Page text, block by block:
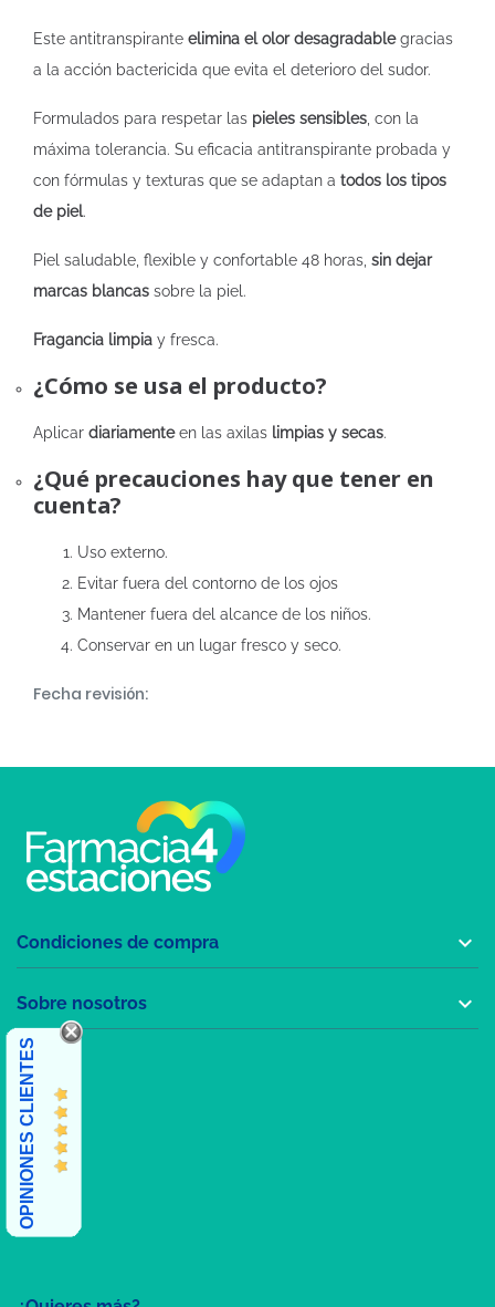
Este antitranspirante elimina el olor desagradablegracias
a la acción bactericida que evita el deterioro del sudor.
Formulados para respetar las pieles sensibles , con la
máxima tolerancia. Su eficacia antitranspirante probada y
con fórmulas y texturas que se adaptan a todos los tipos
de piel.
Piel saludable, flexible y confortable 48 horas, sin dejar
marcas blancas sobre la piel.
Fragancia limpia y fresca.
¿Cómo se usa el producto?
Aplicar diariamenteen las axilas limpias y secas.
¿Qué precauciones hay que tener en
cuenta?
Uso externo.
Evitar fuera del contorno de los ojos
Mantener fuera del alcance de los niños.
Conservar en un lugar fresco y seco.
Fecha revisión:
Condiciones de compra 
Sobre nosotros 
OPINIONES CLIENTES